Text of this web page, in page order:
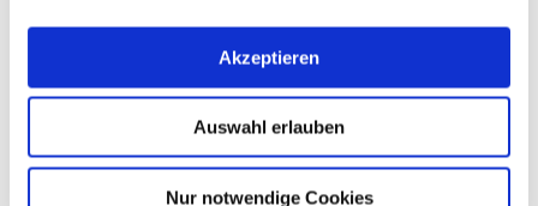
Akzeptieren
Auswahl erlauben
Nur notwendige Cookies